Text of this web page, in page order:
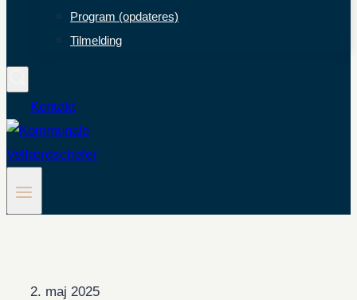
Program (opdateres)
Tilmelding
Kontakt
2. maj 2025